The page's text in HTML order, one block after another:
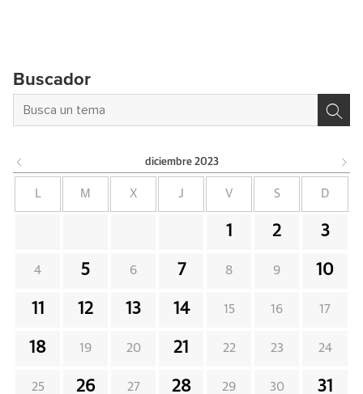
Buscador
diciembre 2023
L M X J V S D
1 2 3
4 5 6 7 8 9 10
11 12 13 14 15 16 17
18 19 20 21 22 23 24
25 26 27 28 29 30 31